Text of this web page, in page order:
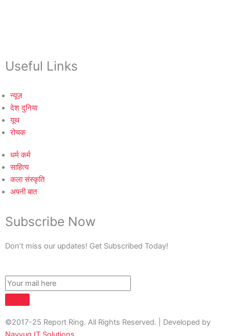
Useful Links
न्यूज़
देश दुनिया
यूथ
रोचक
धर्म कर्म
साहित्य
कला संस्कृति
अपनी बात
Subscribe Now
Don’t miss our updates! Get Subscribed Today!
©2017-25 Report Ring. All Rights Reserved. | Developed by